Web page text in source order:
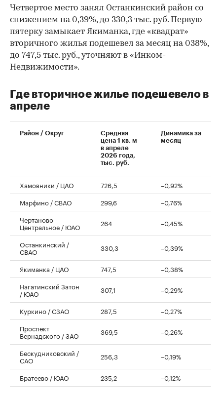
Четвертое место занял Останкинский район со
снижением на 0,39%, до 330,3 тыс. руб. Первую
пятерку замыкает Якиманка, где «квадрат»
вторичного жилья подешевел за месяц на 038%,
до 747,5 тыс. руб., уточняют в «Инком-
Недвижимости».
Где вторичное жилье подешевело в
апреле
Район / Округ
Средняя
цена 1 кв. м
в апреле
2026 года,
тыс. руб.
Динамика за
месяц
Хамовники / ЦАО 726,5
–0,92%
Марфино / СВАО
299,6
–0,76%
Чертаново
Центральное / ЮАО 264 –0,45%
Останкинский /
СВАО 330,3 –0,39%
Якиманка / ЦАО 747,5
–0,38%
Нагатинский Затон
/ ЮАО 307,1 –0,29%
Куркино / СЗАО 287,5
–0,27%
Проспект
Вернадского / ЗАО 369,5 –0,26%
Бескудниковский /
САО 256,3 –0,19%
Братеево / ЮАО 235,2 –0,12%